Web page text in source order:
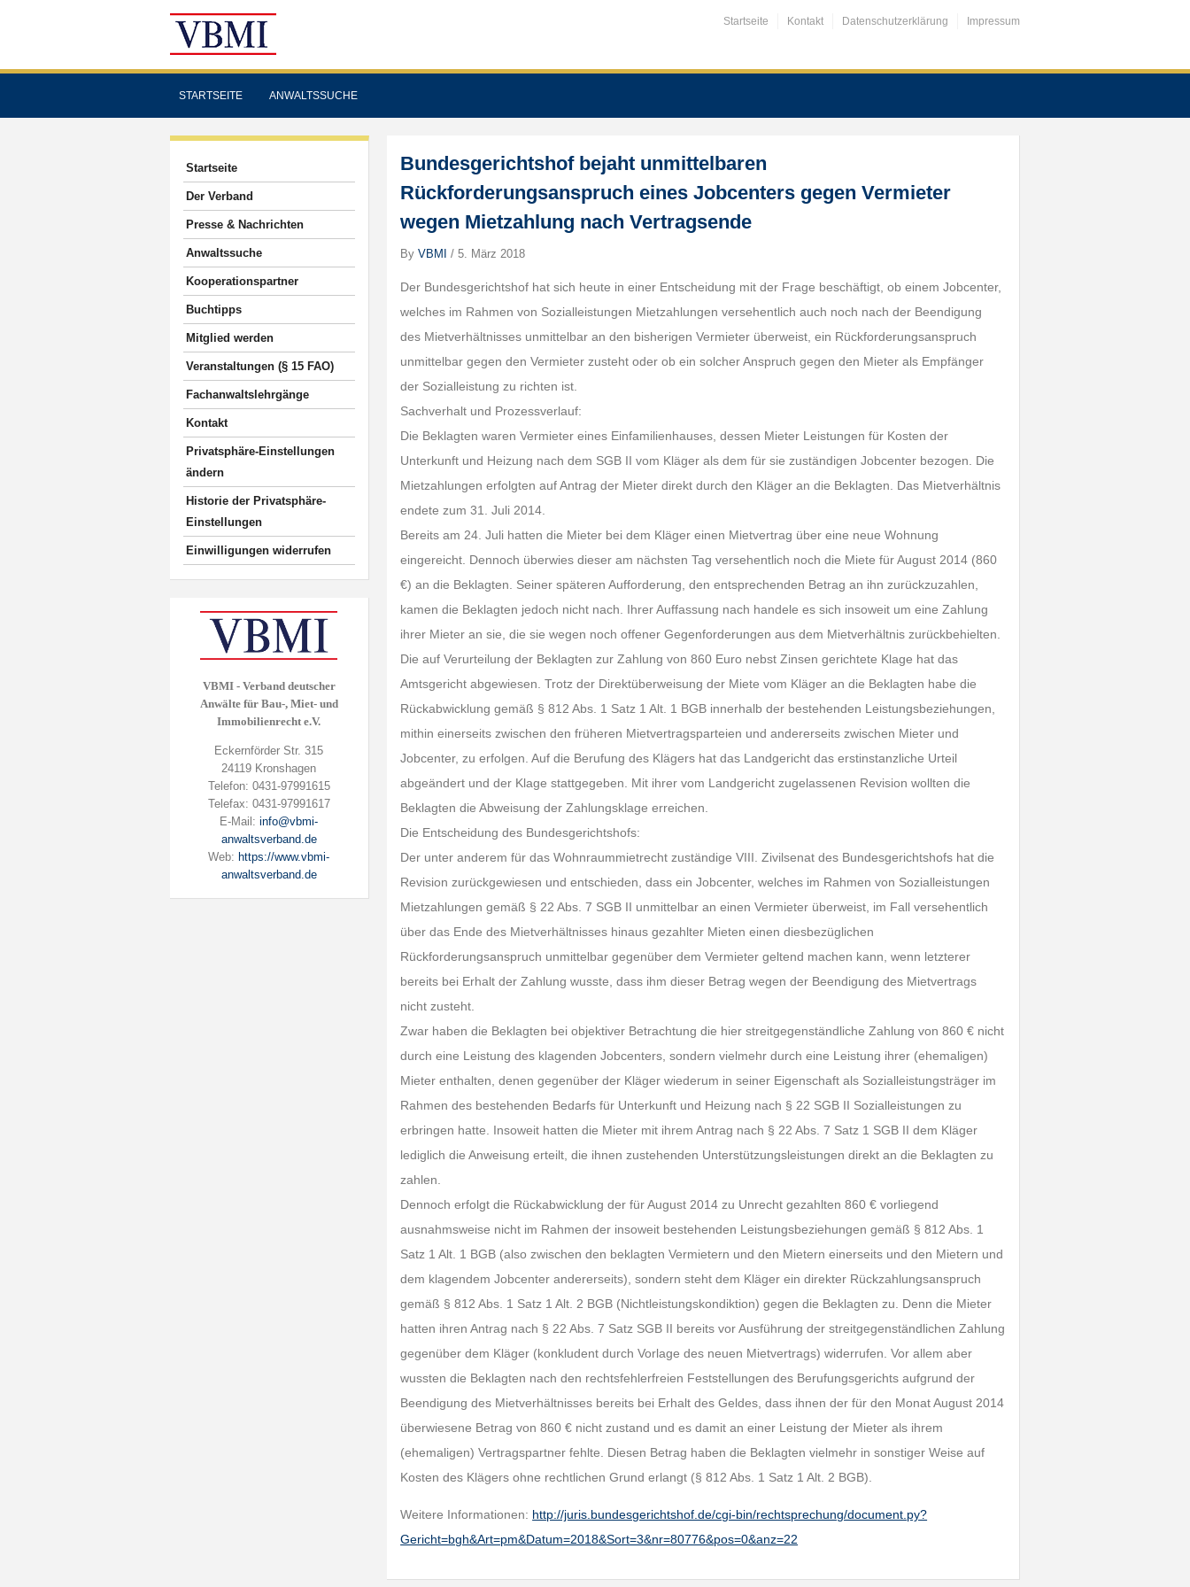
Startseite Kontakt Datenschutzerklärung Impressum
STARTSEITE ANWALTSSUCHE
Startseite
Der Verband
Presse & Nachrichten
Anwaltssuche
Kooperationspartner
Buchtipps
Mitglied werden
Veranstaltungen (§ 15 FAO)
Fachanwaltslehrgänge
Kontakt
Privatsphäre-Einstellungen
ändern
Historie der Privatsphäre-
Einstellungen
Einwilligungen widerrufen
VBMI - Verband deutscher
Anwälte für Bau-, Miet- und
Immobilienrecht e.V.
Eckernförder Str. 315
24119 Kronshagen
Telefon: 0431-97991615
Telefax: 0431-97991617
E-Mail:info@vbmi-
anwaltsverband.de
Web: https://www.vbmi-
anwaltsverband.de
Bundesgerichtshof bejaht unmittelbaren
Rückforderungsanspruch eines Jobcenters gegen Vermieter
wegen Mietzahlung nach Vertragsende
ByVBMI /5. März 2018
Der Bundesgerichtshof hat sich heute in einer Entscheidung mit der Frage beschäftigt, ob einem Jobcenter,
welches im Rahmen von Sozialleistungen Mietzahlungen versehentlich auch noch nach der Beendigung
des Mietverhältnisses unmittelbar an den bisherigen Vermieter überweist, ein Rückforderungsanspruch
unmittelbar gegen den Vermieter zusteht oder ob ein solcher Anspruch gegen den Mieter als Empfänger
der Sozialleistung zu richten ist.
Sachverhalt und Prozessverlauf:
Die Beklagten waren Vermieter eines Einfamilienhauses, dessen Mieter Leistungen für Kosten der
Unterkunft und Heizung nach dem SGB II vom Kläger als dem für sie zuständigen Jobcenter bezogen. Die
Mietzahlungen erfolgten auf Antrag der Mieter direkt durch den Kläger an die Beklagten. Das Mietverhältnis
endete zum 31. Juli 2014.
Bereits am 24. Juli hatten die Mieter bei dem Kläger einen Mietvertrag über eine neue Wohnung
eingereicht. Dennoch überwies dieser am nächsten Tag versehentlich noch die Miete für August 2014 (860
€) an die Beklagten. Seiner späteren Aufforderung, den entsprechenden Betrag an ihn zurückzuzahlen,
kamen die Beklagten jedoch nicht nach. Ihrer Auffassung nach handele es sich insoweit um eine Zahlung
ihrer Mieter an sie, die sie wegen noch offener Gegenforderungen aus dem Mietverhältnis zurückbehielten.
Die auf Verurteilung der Beklagten zur Zahlung von 860 Euro nebst Zinsen gerichtete Klage hat das
Amtsgericht abgewiesen. Trotz der Direktüberweisung der Miete vom Kläger an die Beklagten habe die
Rückabwicklung gemäß § 812 Abs. 1 Satz 1 Alt. 1 BGB innerhalb der bestehenden Leistungsbeziehungen,
mithin einerseits zwischen den früheren Mietvertragsparteien und andererseits zwischen Mieter und
Jobcenter, zu erfolgen. Auf die Berufung des Klägers hat das Landgericht das erstinstanzliche Urteil
abgeändert und der Klage stattgegeben. Mit ihrer vom Landgericht zugelassenen Revision wollten die
Beklagten die Abweisung der Zahlungsklage erreichen.
Die Entscheidung des Bundesgerichtshofs:
Der unter anderem für das Wohnraummietrecht zuständige VIII. Zivilsenat des Bundesgerichtshofs hat die
Revision zurückgewiesen und entschieden, dass ein Jobcenter, welches im Rahmen von Sozialleistungen
Mietzahlungen gemäß § 22 Abs. 7 SGB II unmittelbar an einen Vermieter überweist, im Fall versehentlich
über das Ende des Mietverhältnisses hinaus gezahlter Mieten einen diesbezüglichen
Rückforderungsanspruch unmittelbar gegenüber dem Vermieter geltend machen kann, wenn letzterer
bereits bei Erhalt der Zahlung wusste, dass ihm dieser Betrag wegen der Beendigung des Mietvertrags
nicht zusteht.
Zwar haben die Beklagten bei objektiver Betrachtung die hier streitgegenständliche Zahlung von 860 € nicht
durch eine Leistung des klagenden Jobcenters, sondern vielmehr durch eine Leistung ihrer (ehemaligen)
Mieter enthalten, denen gegenüber der Kläger wiederum in seiner Eigenschaft als Sozialleistungsträger im
Rahmen des bestehenden Bedarfs für Unterkunft und Heizung nach § 22 SGB II Sozialleistungen zu
erbringen hatte. Insoweit hatten die Mieter mit ihrem Antrag nach § 22 Abs. 7 Satz 1 SGB II dem Kläger
lediglich die Anweisung erteilt, die ihnen zustehenden Unterstützungsleistungen direkt an die Beklagten zu
zahlen.
Dennoch erfolgt die Rückabwicklung der für August 2014 zu Unrecht gezahlten 860 € vorliegend
ausnahmsweise nicht im Rahmen der insoweit bestehenden Leistungsbeziehungen gemäß § 812 Abs. 1
Satz 1 Alt. 1 BGB (also zwischen den beklagten Vermietern und den Mietern einerseits und den Mietern und
dem klagendem Jobcenter andererseits), sondern steht dem Kläger ein direkter Rückzahlungsanspruch
gemäß § 812 Abs. 1 Satz 1 Alt. 2 BGB (Nichtleistungskondiktion) gegen die Beklagten zu. Denn die Mieter
hatten ihren Antrag nach § 22 Abs. 7 Satz SGB II bereits vor Ausführung der streitgegenständlichen Zahlung
gegenüber dem Kläger (konkludent durch Vorlage des neuen Mietvertrags) widerrufen. Vor allem aber
wussten die Beklagten nach den rechtsfehlerfreien Feststellungen des Berufungsgerichts aufgrund der
Beendigung des Mietverhältnisses bereits bei Erhalt des Geldes, dass ihnen der für den Monat August 2014
überwiesene Betrag von 860 € nicht zustand und es damit an einer Leistung der Mieter als ihrem
(ehemaligen) Vertragspartner fehlte. Diesen Betrag haben die Beklagten vielmehr in sonstiger Weise auf
Kosten des Klägers ohne rechtlichen Grund erlangt (§ 812 Abs. 1 Satz 1 Alt. 2 BGB).
Weitere Informationen: http://juris.bundesgerichtshof.de/cgi-bin/rechtsprechung/document.py?
Gericht=bgh&Art=pm&Datum=2018&Sort=3&nr=80776&pos=0&anz=22